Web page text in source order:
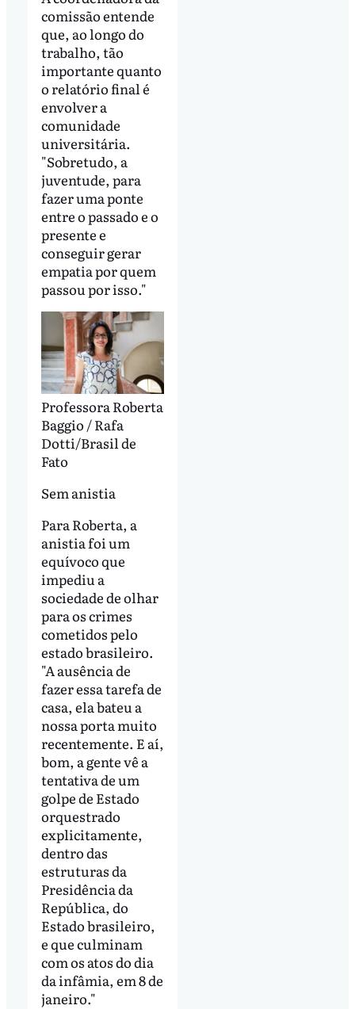
comissão entende
que, ao longo do
trabalho, tão
importante quanto
o relatório final é
envolver a
comunidade
universitária.
"Sobretudo, a
juventude, para
fazer uma ponte
entre o passado e o
presente e
conseguir gerar
empatia por quem
passou por isso."
Professora Roberta
Baggio / Rafa
Dotti/Brasil de
Fato
Sem anistia
Para Roberta, a
anistia foi um
equívoco que
impediu a
sociedade de olhar
para os crimes
cometidos pelo
estado brasileiro.
"A ausência de
fazer essa tarefa de
casa, ela bateu a
nossa porta muito
recentemente. E aí,
bom, a gente vê a
tentativa de um
golpe de Estado
orquestrado
explicitamente,
dentro das
estruturas da
Presidência da
República, do
Estado brasileiro,
e que culminam
com os atos do dia
da infâmia, em 8 de
janeiro."